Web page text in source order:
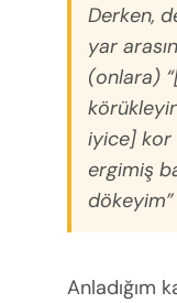
Derken,
yar
(onlara)
iyice] kor
ergimiş
Anladığım